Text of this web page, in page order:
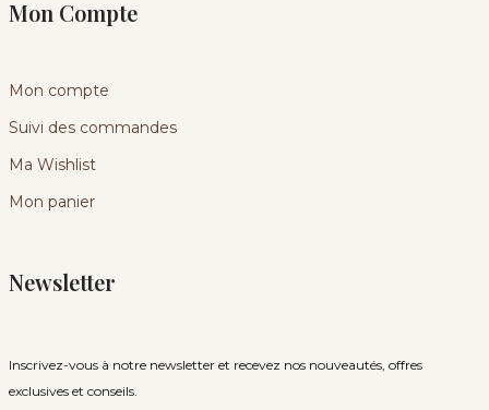
Mon Compte
Mon compte
Suivi des commandes
Ma Wishlist
Mon panier
Newsletter
Inscrivez-vous à notre newsletter et recevez nos nouveautés, offres
exclusives et conseils.